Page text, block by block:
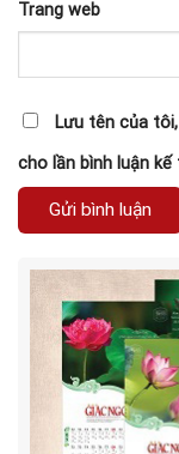
Trang web
Lưu tên của
cho lần bình luận